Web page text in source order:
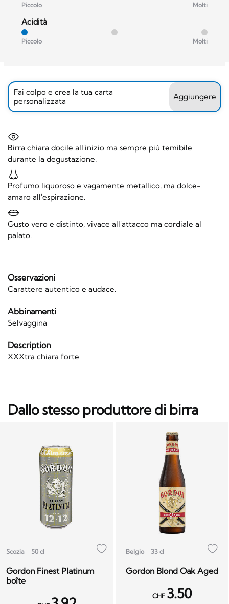
Piccolo Molti
Acidità
Piccolo Molti
Fai colpo e crea la tua carta
personalizzata
Aggiungere
Birra chiara docile all'inizio ma sempre più temibile
durante la degustazione.
Profumo liquoroso e vagamente metallico, ma dolce-
amaro all'espirazione.
Gusto vero e distinto, vivace all'attacco ma cordiale al
palato.
Osservazioni
Carattere autentico e audace.
Abbinamenti
Selvaggina
Description
XXXtra chiara forte
Dallo stesso produttore di birra
Scozia 50 cl
Gordon Finest Platinum
boîte
Belgio 33 cl
Gordon Blond Oak Aged
CHF 3.50